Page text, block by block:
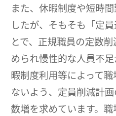
また、休暇制度や短時
したが、そもそも「定
とで、正規職員の定数
められ慢性的な人員不
暇制度利用等によって
ないよう、定員削減計
数増を求めています。